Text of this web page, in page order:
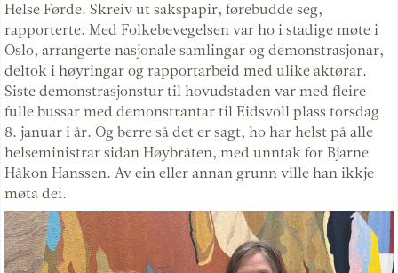
Helse Førde. Skreiv ut sakspapir, førebudde seg,
rapporterte. Med Folkebevegelsen var ho i stadige møte i
Oslo, arrangerte nasjonale samlingar og demonstrasjonar,
deltok i høyringar og rapportarbeid med ulike aktørar.
Siste demonstrasjonstur til hovudstaden var med fleire
fulle bussar med demonstrantar til Eidsvoll plass torsdag
8. januar i år. Og berre så det er sagt, ho har helst på alle
helseministrar sidan Høybråten, med unntak for Bjarne
Håkon Hanssen. Av ein eller annan grunn ville han ikkje
møta dei.